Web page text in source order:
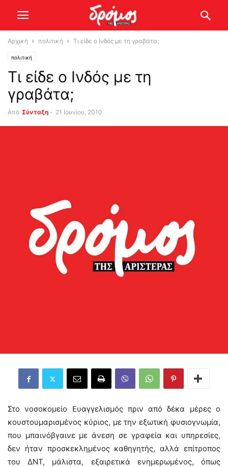
Αρχική πολιτική Τι είδε ο Ινδός με τη γραβάτα;
πολιτική
Τι είδε ο Ινδός με τη
γραβάτα;
Από Σύνταξη - 21 Ιουνίου, 2010
Στο νοσοκομείο Ευαγγελισμός πριν από δέκα μέρες ο
κουστουμαρισμένος κύριος, με την εξωτική φυσιογνωμία,
που μπαινόβγαινε με άνεση σε γραφεία και υπηρεσίες,
δεν ήταν προσκεκλημένος καθηγητής, αλλά επίτροπος
του ΔΝΤ, μάλιστα, εξαιρετικά ενημερωμένος, όπως